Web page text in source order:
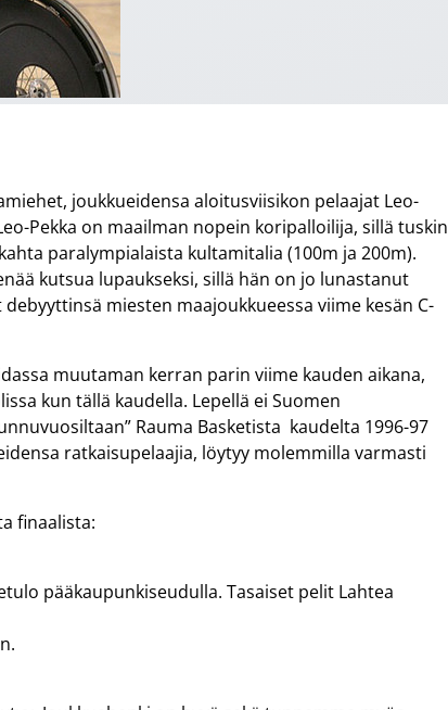
joukkueidensa aloitusviisikon pelaajat Leo-
Pekka on maailman nopein koripalloilija, sillä tuskin
paralympialaista kultamitalia (100m ja 200m).
kutsua lupaukseksi, sillä hän on jo lunastanut
miesten maajoukkueessa viime kesän C-
muutaman kerran parin viime kauden aikana,
kun tällä kaudella. Lepellä ei Suomen
Rauma Basketista kaudelta 1996-97
ratkaisupelaajia, löytyy molemmilla varmasti
finaalista:
pääkaupunkiseudulla. Tasaiset pelit Lahtea